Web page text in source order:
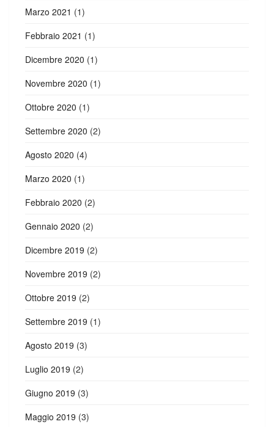
Marzo 2021 (1)
Febbraio 2021 (1)
Dicembre 2020 (1)
Novembre 2020 (1)
Ottobre 2020 (1)
Settembre 2020 (2)
Agosto 2020 (4)
Marzo 2020 (1)
Febbraio 2020 (2)
Gennaio 2020 (2)
Dicembre 2019 (2)
Novembre 2019 (2)
Ottobre 2019 (2)
Settembre 2019 (1)
Agosto 2019 (3)
Luglio 2019 (2)
Giugno 2019 (3)
Maggio 2019 (3)